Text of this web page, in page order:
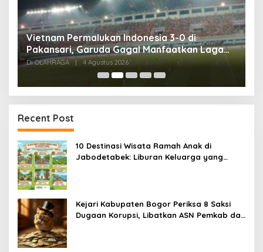
Vietnam Permalukan Indonesia 3-0 di
Pakansari, Garuda Gagal Manfaatkan Laga
Kandang
Di OLAHRAGA 4 Agustus 2026
Recent Post
10 Destinasi Wisata Ramah Anak di
Jabodetabek: Liburan Keluarga yang
Kejari Kabupaten Bogor Periksa 8 Saksi
Dugaan Korupsi, Libatkan ASN Pemkab dan